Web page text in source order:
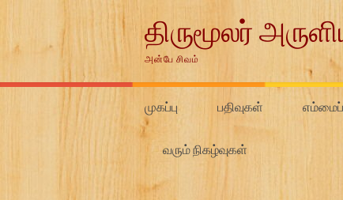
திருமூலர்
அன்பே சிவம்
முகப்பு பதிவுகள் எம்மைப்
வரும் நிகழ்வுகள்